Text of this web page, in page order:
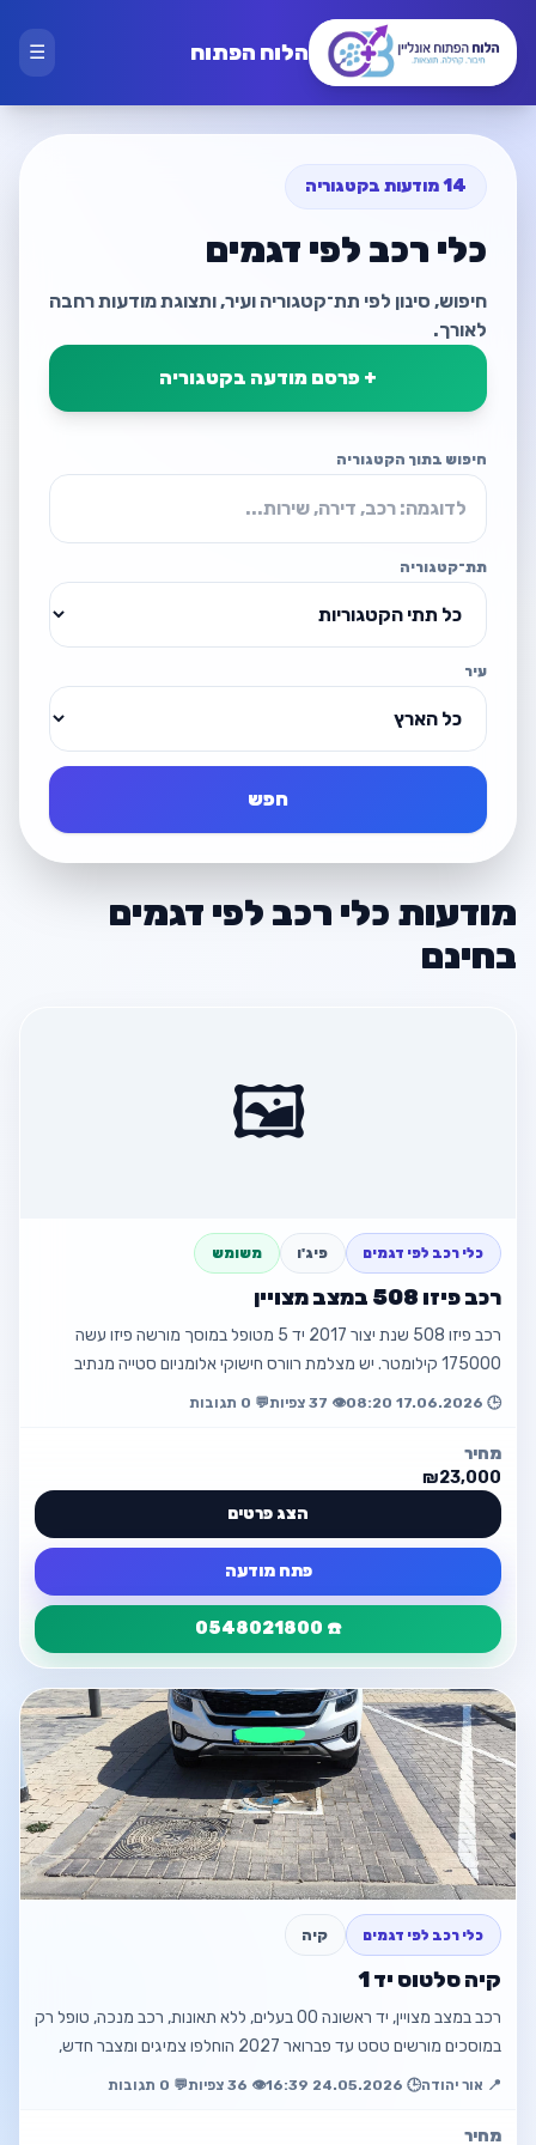
הלוח הפתוח ☰
14 מודעות בקטגוריה
כלי רכב לפי דגמים
חיפוש, סינון לפי תת־קטגוריה ועיר, ותצוגת מודעות רחבה
לאורך.
+ פרסם מודעה בקטגוריה
חיפוש בתוך הקטגוריה
תת־קטגוריה
עיר
חפש
מודעות כלי רכב לפי דגמים
בחינם
🖼️
כלי רכב לפי דגמים פיג'ו משומש
רכב פיזו 508 במצב מצויין
רכב פיזו 508 שנת יצור 2017 יד 5 מטופל במוסך מורשה פיזו עשה
175000 קילומטר. יש מצלמת רוורס חישוקי אלומניום סטייה מנתיב
חיישני מרחק כיסאות חשמ…
🕒 17.06.2026 08:20 👁️ 37 צפיות 💬 0 תגובות
מחיר
₪23,000
הצג פרטים
פתח מודעה
☎️ 0548021800
פרטי המודעה
רכב פיזו 508 במצב מצויין
חזור
💰 ₪23,000
☎️ 0548021800
פתח מודעה
חזור למודעה
כלי רכב לפי דגמים קיה
קיה סלטוס יד 1
רכב במצב מצויין, יד ראשונה 00 בעלים, ללא תאונות, רכב מנכה, טופל רק
במוסכים מורשים טסט עד פברואר 2027 הוחלפו צמיגים ומצבר חדש,
קיים איתוראן …
📍 אור יהודה🕒 24.05.2026 16:39 👁️ 36 צפיות 💬 0 תגובות
מחיר